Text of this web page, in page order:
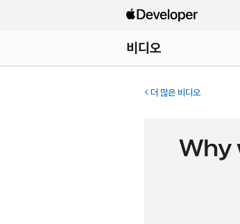
비디오
더 많은 비디오